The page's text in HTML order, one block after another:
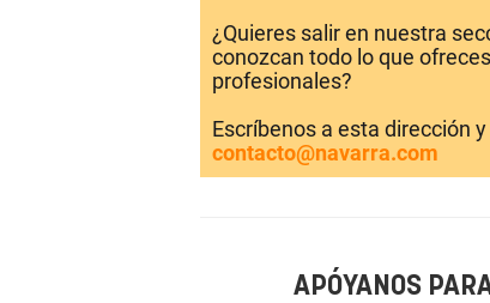
¿Quieres salir en nuestra
conozcan todo lo que
profesionales?
Escríbenos a esta dirección
contacto@navarra.com
APÓYANOS